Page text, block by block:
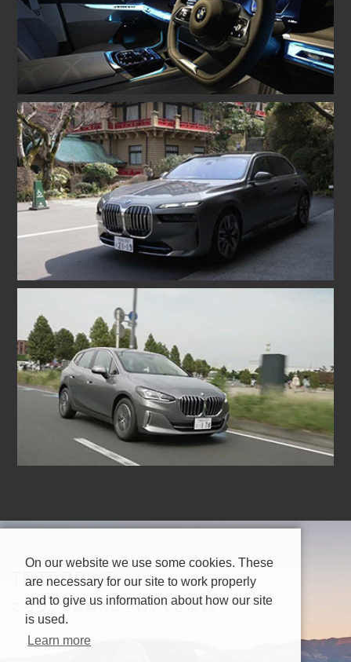
TEST DRIVE
こちらから試乗のご予約ができます。
On our website we use some cookies. These
are necessary for our site to work properly
and to give us information about how our site
is used.
Learn more